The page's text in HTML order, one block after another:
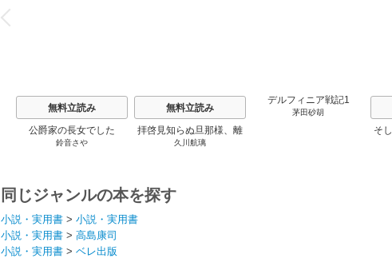
P
r
e
i
u
無料立読み
公爵家の長女でした
鈴音さや
無料立読み
拝啓見知らぬ旦那様、離
婚していただきます
久川航璃
デルフィニア戦記1
茅田砂胡
そ
同じジャンルの本を探す
小説・実用書 > 小説・実用書
小説・実用書 > 高島康司
小説・実用書 > ベレ出版